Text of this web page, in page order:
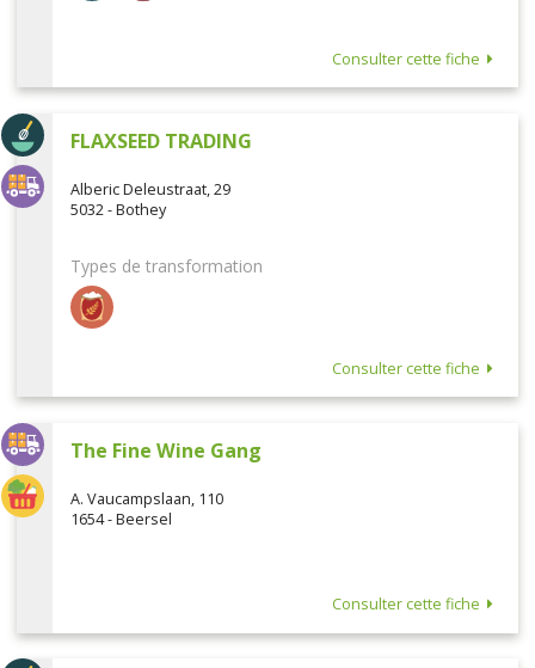
Consulter cette fiche
FLAXSEED TRADING
Alberic Deleustraat, 29
5032 - Bothey
Types de transformation
Consulter cette fiche
The Fine Wine Gang
A. Vaucampslaan, 110
1654 - Beersel
Consulter cette fiche